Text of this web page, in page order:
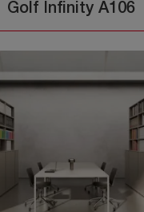
Golf Infinity A106